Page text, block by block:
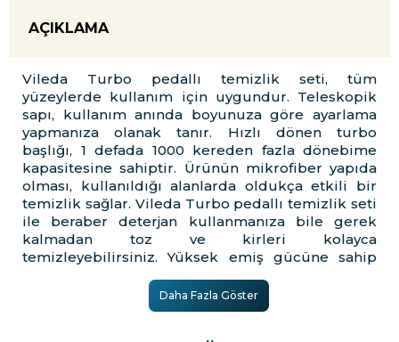
AÇIKLAMA
Vileda Turbo pedallı temizlik seti, tüm
yüzeylerde kullanım için uygundur. Teleskopik
sapı, kullanım anında boyunuza göre ayarlama
yapmanıza olanak tanır. Hızlı dönen turbo
başlığı, 1 defada 1000 kereden fazla dönebime
kapasitesine sahiptir. Ürünün mikrofiber yapıda
olması, kullanıldığı alanlarda oldukça etkili bir
temizlik sağlar. Vileda Turbo pedallı temizlik seti
ile beraber deterjan kullanmanıza bile gerek
kalmadan toz ve kirleri kolayca
temizleyebilirsiniz. Yüksek emiş gücüne sahip
kullanıldığında bile hijyen sağlar.
Daha Fazla Göster